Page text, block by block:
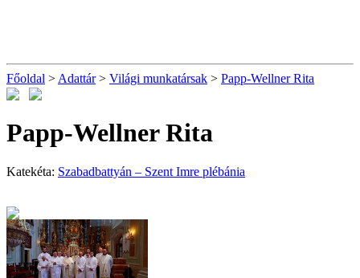
Főoldal > Adattár> Világi munkatársak > Papp-Wellner Rita
Papp-Wellner Rita
Katekéta: Szabadbattyán – Szent Imre plébánia